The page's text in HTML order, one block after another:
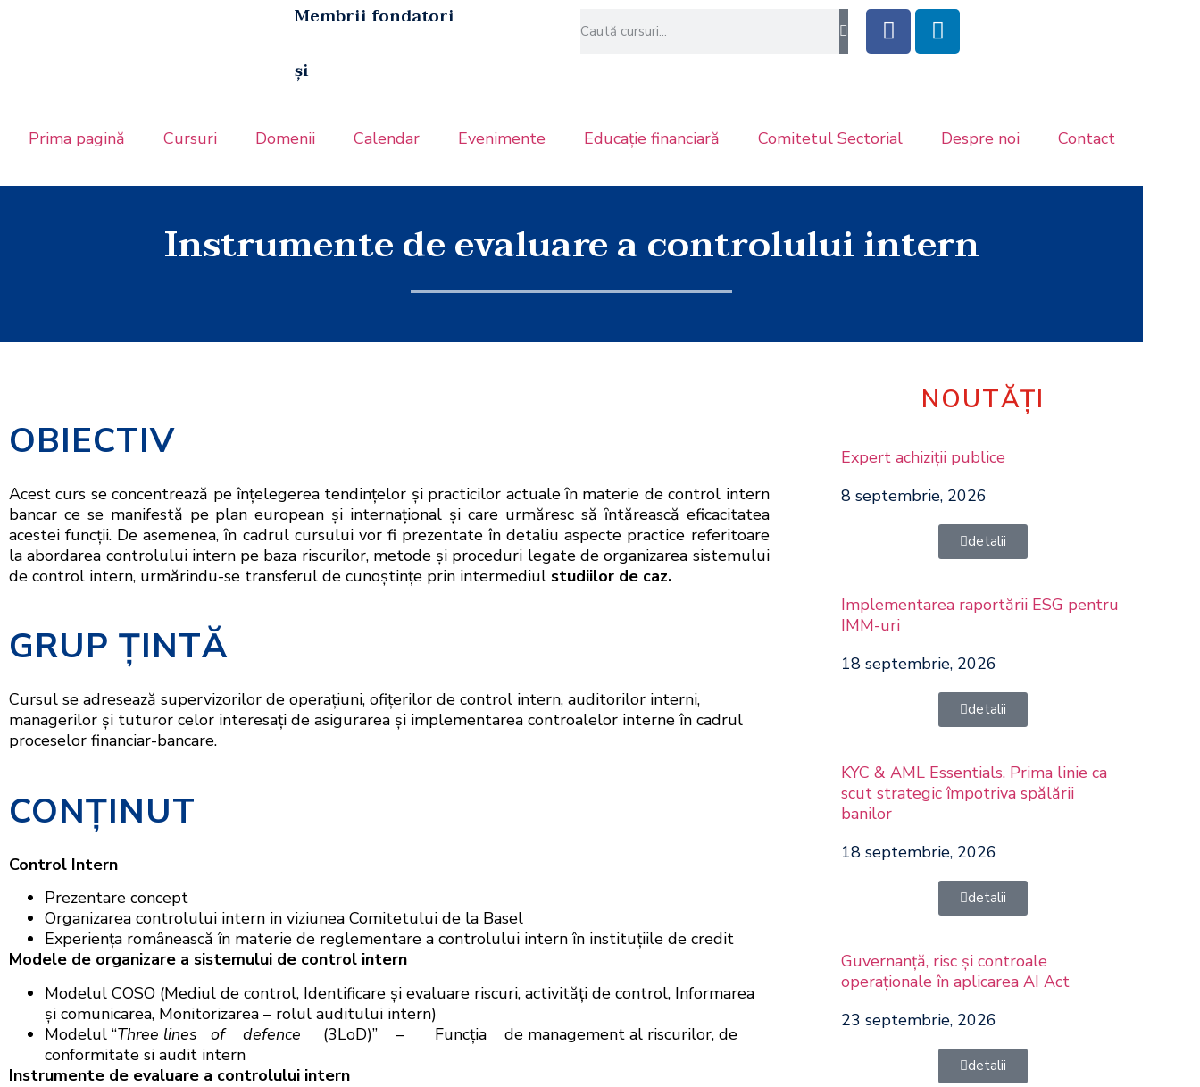
Membrii fondatori
și
Prima pagină Cursuri Domenii Calendar Evenimente Educație financiară Comitetul Sectorial Despre noi Contact
Instrumente de evaluare a controlului intern
OBIECTIV
Acest curs se concentrează pe înţelegerea tendinţelor şi practicilor actuale ȋn materie de control intern
bancar ce se manifestă pe plan european şi internaţional şi care urmăresc să ȋntărească eficacitatea
acestei funcţii. De asemenea, ȋn cadrul cursului vor fi prezentate în detaliu aspecte practice referitoare
la abordarea controlului intern pe baza riscurilor, metode şi proceduri legate de organizarea sistemului
de control intern, urmărindu-se transferul de cunoştinţe prin intermediul studiilor de caz.
GRUP ŢINTĂ
Cursul se adresează supervizorilor de operațiuni, ofițerilor de control intern, auditorilor interni,
managerilor și tuturor celor interesați de asigurarea și implementarea controalelor interne în cadrul
proceselor financiar-bancare.
CONŢINUT
Control Intern
Prezentare concept
Organizarea controlului intern in viziunea Comitetului de la Basel
Experiența românească în materie de reglementare a controlului intern în instituțiile de credit
Modele de organizare a sistemului de control intern
Modelul COSO (Mediul de control, Identificare și evaluare riscuri, activități de control, Informarea
și comunicarea, Monitorizarea – rolul auditului intern)
Modelul “Three lines of defence (3LoD)” – Funcția de management al riscurilor, de
conformitate si audit intern
Instrumente de evaluare a controlului intern
NOUTĂȚI
Expert achiziţii publice
8 septembrie, 2026
detalii
Implementarea raportării ESG pentru
IMM-uri
18 septembrie, 2026
detalii
KYC & AML Essentials. Prima linie ca
scut strategic împotriva spălării
banilor
18 septembrie, 2026
detalii
Guvernanță, risc și controale
operaționale în aplicarea AI Act
23 septembrie, 2026
detalii